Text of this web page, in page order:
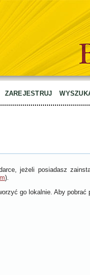
ZAREJESTRUJ
jeżeli posiadasz
).
go lokalnie. Aby